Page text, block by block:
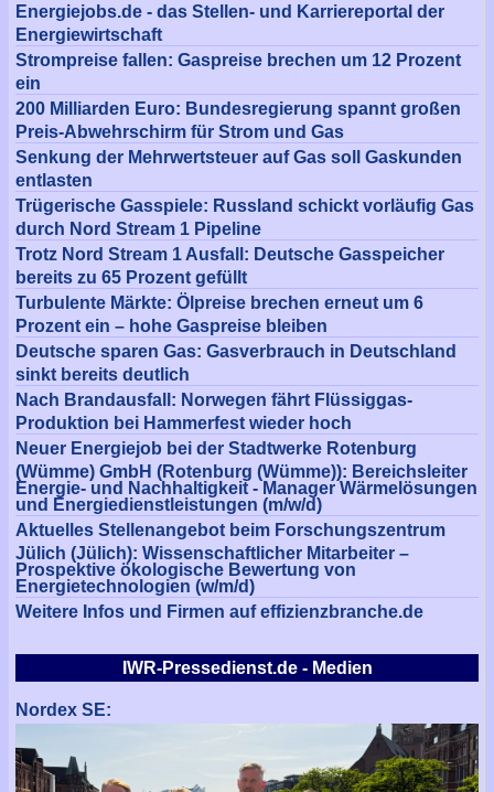
Energiejobs.de - das Stellen- und Karriereportal der
Energiewirtschaft
Strompreise fallen: Gaspreise brechen um 12 Prozent
ein
200 Milliarden Euro: Bundesregierung spannt großen
Preis-Abwehrschirm für Strom und Gas
Senkung der Mehrwertsteuer auf Gas soll Gaskunden
entlasten
Trügerische Gasspiele: Russland schickt vorläufig Gas
durch Nord Stream 1 Pipeline
Trotz Nord Stream 1 Ausfall: Deutsche Gasspeicher
bereits zu 65 Prozent gefüllt
Turbulente Märkte: Ölpreise brechen erneut um 6
Prozent ein – hohe Gaspreise bleiben
Deutsche sparen Gas: Gasverbrauch in Deutschland
sinkt bereits deutlich
Nach Brandausfall: Norwegen fährt Flüssiggas-
Produktion bei Hammerfest wieder hoch
Neuer Energiejob bei der Stadtwerke Rotenburg
(Wümme) GmbH (Rotenburg (Wümme)): Bereichsleiter
Energie- und Nachhaltigkeit - Manager Wärmelösungen
und Energiedienstleistungen (m/w/d)
Aktuelles Stellenangebot beim Forschungszentrum
Jülich (Jülich): Wissenschaftlicher Mitarbeiter –
Prospektive ökologische Bewertung von
Energietechnologien (w/m/d)
Weitere Infos und Firmen auf effizienzbranche.de
IWR-Pressedienst.de - Medien
Nordex SE: